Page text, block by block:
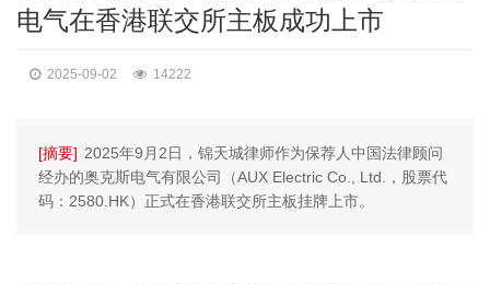
电气在香港联交所主板成功上市
2025-09-02 14222
[摘要] 2025年9月2日，锦天城律师作为保荐人中国法律顾问
经办的奥克斯电气有限公司（AUX Electric Co., Ltd.，股票代
码：2580.HK）正式在香港联交所主板挂牌上市。